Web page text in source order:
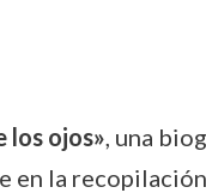
los ojos», una
la